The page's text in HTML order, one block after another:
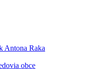
Antona Raka
obce